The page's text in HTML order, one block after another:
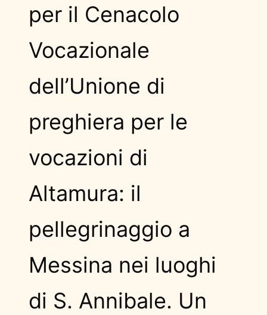
per il Cenacolo
Vocazionale
dell’Unione di
preghiera per le
vocazioni di
Altamura: il
pellegrinaggio a
Messina nei luoghi
di S. Annibale. Un